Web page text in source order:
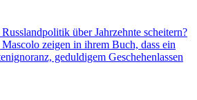
über Jahrzehnte scheitern?
zeigen in ihrem Buch, dass ein
geduldigem Geschehenlassen